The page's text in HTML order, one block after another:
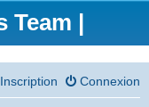
Team |
Connexion
Inscription